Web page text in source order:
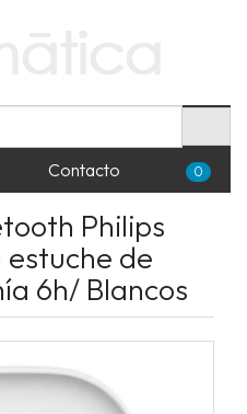
Contacto 0
Philips
estuche de
6h/ Blancos